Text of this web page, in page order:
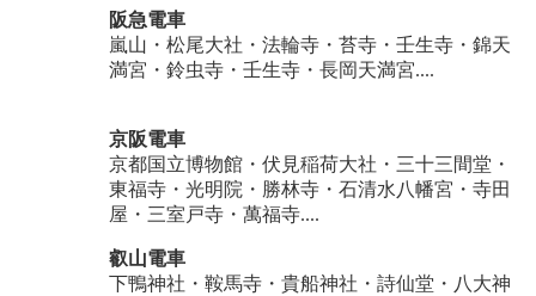
阪急電車
嵐山・松尾大社・法輪寺・苔寺・壬生寺・錦天
満宮・鈴虫寺・壬生寺・長岡天満宮....
京阪電車
京都国立博物館・伏見稲荷大社・三十三間堂・
東福寺・光明院・勝林寺・石清水八幡宮・寺田
屋・三室戸寺・萬福寺....
叡山電車
下鴨神社・鞍馬寺・貴船神社・詩仙堂・八大神